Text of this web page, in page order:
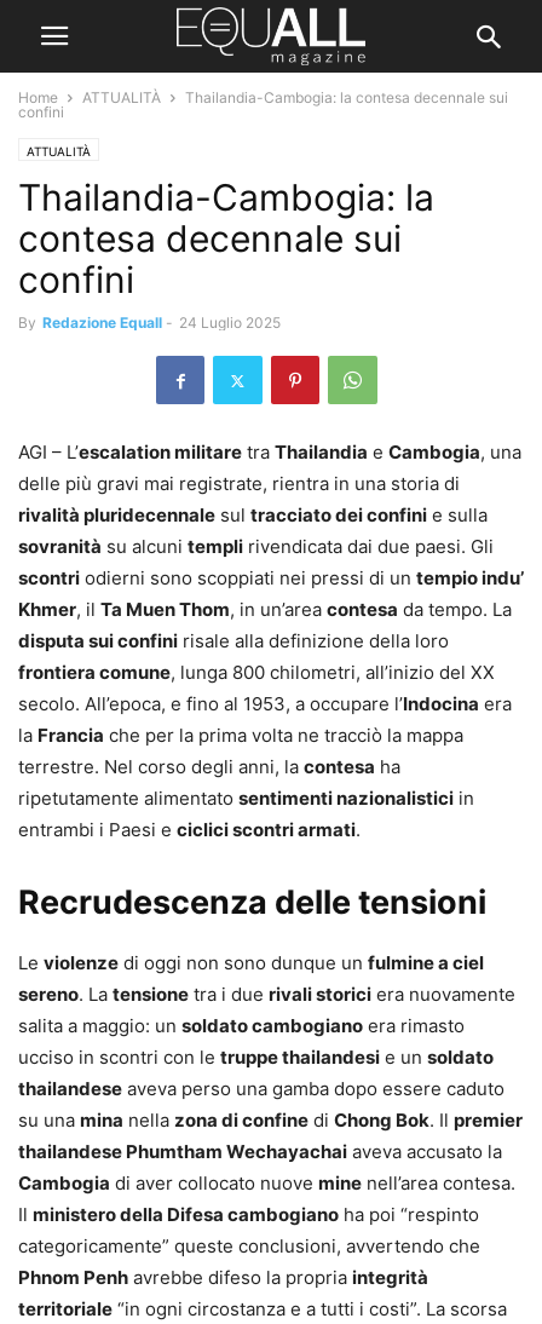
Home ATTUALITÀ
Thailandia-Cambogia: la contesa decennale sui
confini
ATTUALITÀ
Thailandia-Cambogia: la
contesa decennale sui
confini
By Redazione Equall - 24 Luglio 2025
AGI – L’escalation militare tra Thailandia e Cambogia, una
delle più gravi mai registrate, rientra in una storia di
rivalità pluridecennale sul tracciato dei confini e sulla
sovranità su alcuni templi rivendicata dai due paesi. Gli
scontri odierni sono scoppiati nei pressi di un tempio indu’
Khmer, il Ta Muen Thom, in un’area contesa da tempo. La
disputa sui confini risale alla definizione della loro
frontiera comune, lunga 800 chilometri, all’inizio del XX
secolo. All’epoca, e fino al 1953, a occupare l’Indocina era
la Francia che per la prima volta ne tracciò la mappa
terrestre. Nel corso degli anni, la contesa ha
ripetutamente alimentato sentimenti nazionalistici in
entrambi i Paesi e ciclici scontri armati.
Recrudescenza delle tensioni
Le violenze di oggi non sono dunque un fulmine a ciel
sereno. La tensione tra i due rivali storici era nuovamente
salita a maggio: un soldato cambogiano era rimasto
ucciso in scontri con le truppe thailandesi e un soldato
thailandese aveva perso una gamba dopo essere caduto
su una mina nella zona di confine di Chong Bok. Il premier
thailandese Phumtham Wechayachai aveva accusato la
Cambogia di aver collocato nuove mine nell’area contesa.
Il ministero della Difesa cambogiano ha poi “respinto
categoricamente” queste conclusioni, avvertendo che
Phnom Penh avrebbe difeso la propria integrità
territoriale “in ogni circostanza e a tutti i costi”. La scorsa